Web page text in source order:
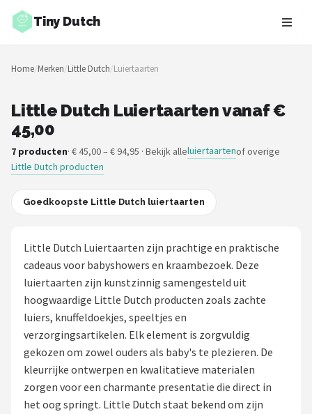
Tiny Dutch
Zoeken
NAVIGATIE
Merken
Blog
Speelgoed
Babykleding Cadeaus
Blokken
Shop
POPULAIRE MERKEN
Jollein
Home/Merken/Little Dutch/Luiertaarten
Little Dutch Luiertaarten vanaf €
45,00
7 producten· € 45,00 – € 94,95 · Bekijk alleluiertaartenof overige
Little Dutch producten
Goedkoopste Little Dutch luiertaarten
Little Dutch Luiertaarten zijn prachtige en praktische
cadeaus voor babyshowers en kraambezoek. Deze
luiertaarten zijn kunstzinnig samengesteld uit
hoogwaardige Little Dutch producten zoals zachte
luiers, knuffeldoekjes, speeltjes en
verzorgingsartikelen. Elk element is zorgvuldig
gekozen om zowel ouders als baby's te plezieren. De
kleurrijke ontwerpen en kwalitatieve materialen
zorgen voor een charmante presentatie die direct in
het oog springt. Little Dutch staat bekend om zijn